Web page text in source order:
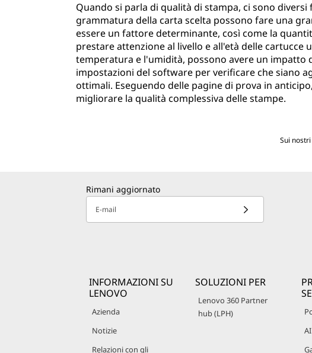
Quando si parla di qualità di stampa, ci sono
grammatura della carta scelta possono fare una
essere un fattore determinante, così come la
prestare attenzione al livello e all'età delle cartucce
temperatura e l'umidità, possono avere un
impostazioni del software per verificare che siano
ottimali. Eseguendo delle pagine di prova in
migliorare la qualità complessiva delle stampe.
Sui
Rimani aggiornato
E-mail
INFORMAZIONI SU
LENOVO
Azienda
Notizie
Relazioni con gli
SOLUZIONI PER
Lenovo 360 Partner
hub (LPH)